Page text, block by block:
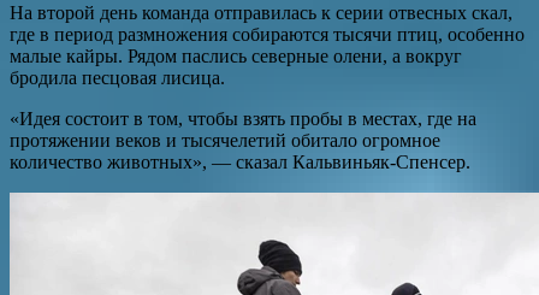
На второй день команда отправилась к серии отвесных скал,
где в период размножения собираются тысячи птиц, особенно
малые кайры. Рядом паслись северные олени, а вокруг
бродила песцовая лисица.
«Идея состоит в том, чтобы взять пробы в местах, где на
протяжении веков и тысячелетий обитало огромное
количество животных», — сказал Кальвиньяк-Спенсер.